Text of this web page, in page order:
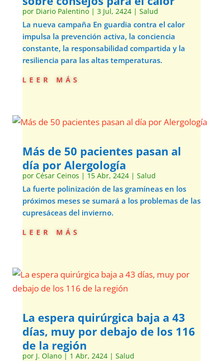
por Diario Palentino| 3 Jul, 2424| Salud
La nueva campaña En guardia contra el calor
impulsa la prevención activa, la conciencia
constante, la responsabilidad compartida y la
resiliencia para las altas temperaturas.
leer más
Más de 50 pacientes pasan al
día por Alergología
por César Ceinos | 15 Abr, 2424| Salud
La fuerte polinización de las gramíneas en los
próximos meses se sumará a los problemas de las
cupresáceas del invierno.
leer más
La espera quirúrgica baja a 43
días, muy por debajo de los 116
de la región
por J. Olano| 1 Abr, 2424| Salud